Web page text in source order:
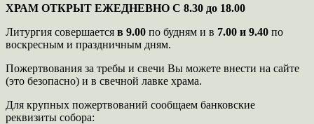
ХРАМ ОТКРЫТ ЕЖЕДНЕВНО С 8.30 до 18.00
Литургия совершается в 9.00 по будням и в 7.00 и 9.40 по
воскресным и праздничным дням.
Пожертвования за требы и свечи Вы можете внести на сайте
(это безопасно) и в свечной лавке храма.
Для крупных пожертвований сообщаем банковские
реквизиты собора: